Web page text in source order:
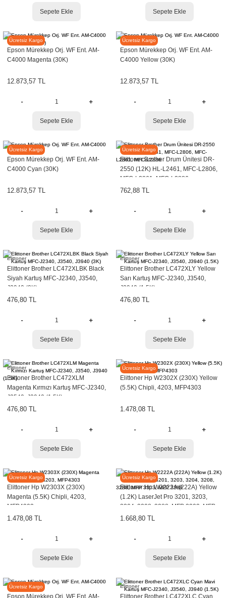
Sepete Ekle Sepete Ekle
Ücretsiz Kargo
EPSON
Epson Mürekkep Orj. WF Ent. AM-
C4000 Magenta (30K)
12.873,57 TL
Sepete Ekle
Ücretsiz Kargo
EPSON
Epson Mürekkep Orj. WF Ent. AM-
C4000 Yellow (30K)
12.873,57 TL
Sepete Ekle
Ücretsiz Kargo
EPSON
Epson Mürekkep Orj. WF Ent. AM-
C4000 Cyan (30K)
12.873,57 TL
Sepete Ekle
Ücretsiz Kargo
Elittoner
Elittoner Brother Drum Ünitesi DR-
2550 (12K) HL-L2461, MFC-L2806,
MFC-L2861, MFC-L2886
762,88 TL
Sepete Ekle
Elittoner
Elittoner Brother LC472XLBK Black
Siyah Kartuş MFC-J2340, J3540,
J3940 (3K)
476,80 TL
Sepete Ekle
Elittoner
Elittoner Brother LC472XLY Yellow
Sarı Kartuş MFC-J2340, J3540,
J3940 (1.5K)
476,80 TL
Sepete Ekle
Elittoner
Elittoner Brother LC472XLM
Magenta Kırmızı Kartuş MFC-J2340,
J3540, J3940 (1.5K)
476,80 TL
Sepete Ekle
Ücretsiz Kargo
Elittoner
Elittoner Hp W2302X (230X) Yellow
(5.5K) Chipli, 4203, MFP4303
1.478,08 TL
Sepete Ekle
Ücretsiz Kargo
Elittoner
Elittoner Hp W2303X (230X)
Magenta (5.5K) Chipli, 4203,
MFP4303
1.478,08 TL
Sepete Ekle
Ücretsiz Kargo
Elittoner
Elittoner Hp W2222A (222A) Yellow
(1.2K) LaserJet Pro 3201, 3203,
3204, 3208, 3288, MFP 3303, MFP
3388
1.668,80 TL
Sepete Ekle
Ücretsiz Kargo
EPSON
Epson Mürekkep Orj. WF Ent. AM-
Elittoner
Elittoner Brother LC472XLC Cyan